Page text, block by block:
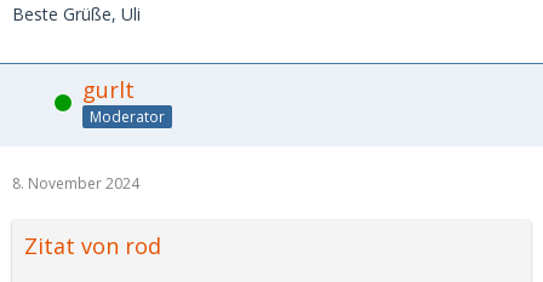
Beste Grüße, Uli
Online gurlt
Moderator
8. November 2024
Zitat von rod